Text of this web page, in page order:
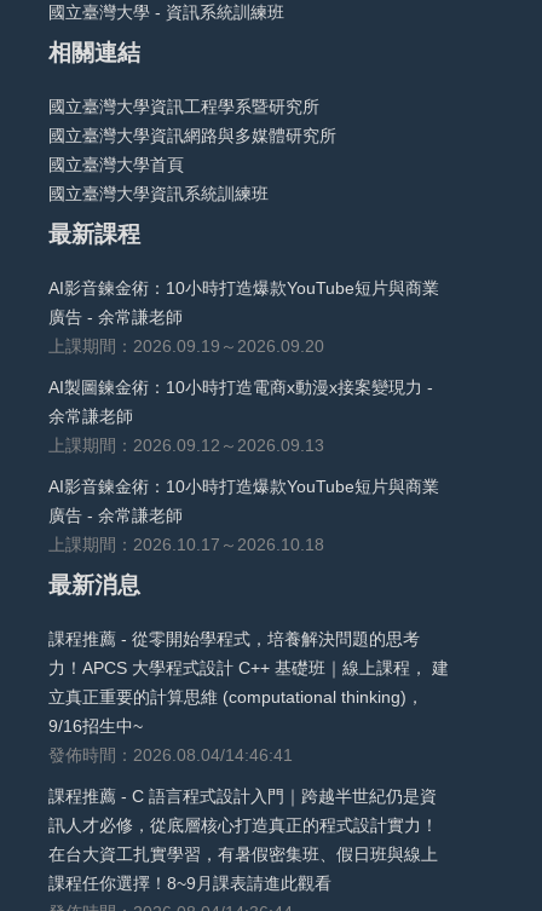
國立臺灣大學 - 資訊系統訓練班
相關連結
國立臺灣大學資訊工程學系暨研究所
國立臺灣大學資訊網路與多媒體研究所
國立臺灣大學首頁
國立臺灣大學資訊系統訓練班
最新課程
AI影音鍊金術：10小時打造爆款YouTube短片與商業
廣告 - 余常謙老師
上課期間：2026.09.19～2026.09.20
AI製圖鍊金術：10小時打造電商x動漫x接案變現力 -
余常謙老師
上課期間：2026.09.12～2026.09.13
AI影音鍊金術：10小時打造爆款YouTube短片與商業
廣告 - 余常謙老師
上課期間：2026.10.17～2026.10.18
最新消息
課程推薦 - 從零開始學程式，培養解決問題的思考
力！APCS 大學程式設計 C++ 基礎班｜線上課程， 建
立真正重要的計算思維 (computational thinking)，
9/16招生中~
發佈時間：2026.08.04/14:46:41
課程推薦 - C 語言程式設計入門｜跨越半世紀仍是資
訊人才必修，從底層核心打造真正的程式設計實力！
在台大資工扎實學習，有暑假密集班、假日班與線上
課程任你選擇！8~9月課表請進此觀看